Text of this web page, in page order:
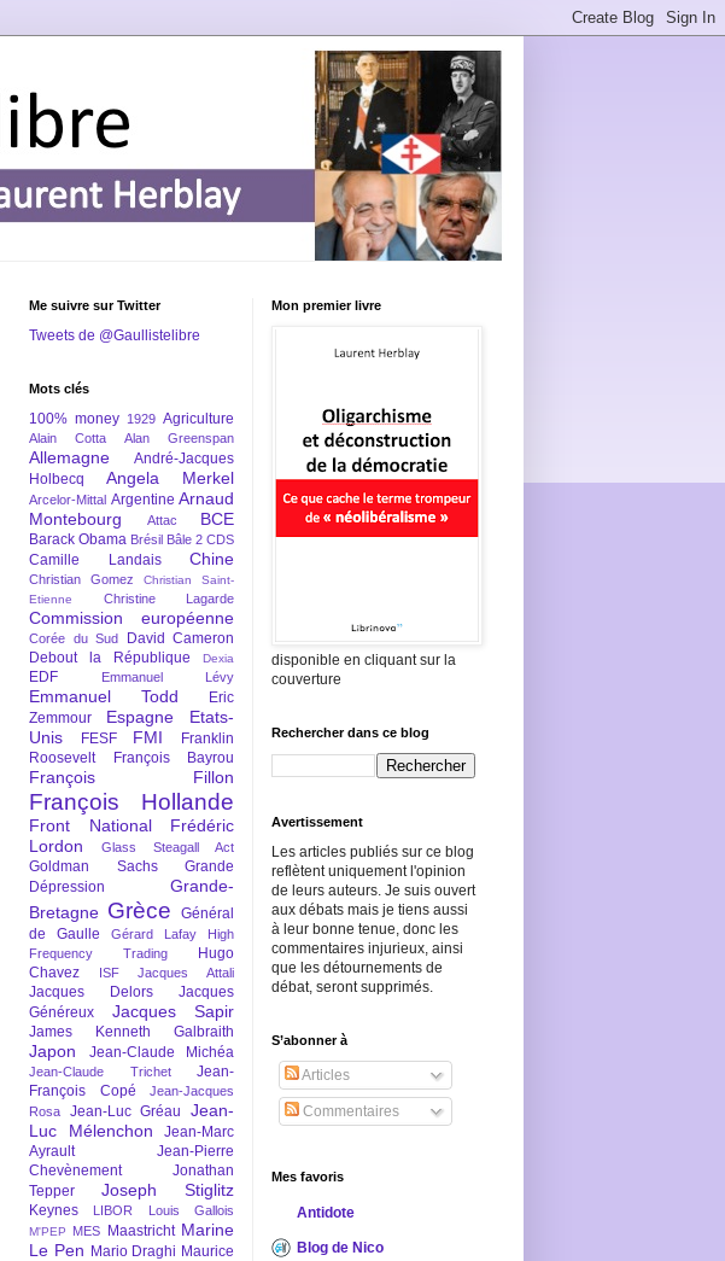
Me suivre sur Twitter
Tweets de @Gaullistelibre
Mots clés
100% money 1929 Agriculture
Alain Cotta Alan Greenspan
Allemagne
André-Jacques
Holbecq
Angela Merkel
Arcelor-Mittal Argentine Arnaud
Montebourg
Attac BCE
Barack Obama Brésil Bâle 2 CDS
Camille Landais Chine
Christian Gomez
Christian Saint-
Etienne
Christine Lagarde
Commission européenne
Corée du Sud
David Cameron
Debout la République
Dexia
EDF Emmanuel Lévy
Emmanuel Todd
Eric
Zemmour
Espagne
Etats-
Unis
FESF FMI
Franklin
Roosevelt
François Bayrou
François Fillon
François Hollande
Front National
Frédéric
Lordon
Glass Steagall Act
Goldman Sachs
Grande
Dépression
Grande-
Bretagne Grèce
Général
de Gaulle
Gérard Lafay
High
Frequency Trading
Hugo
Chavez
ISF Jacques Attali
Jacques Delors
Jacques
Généreux
Jacques Sapir
James Kenneth Galbraith
Japon Jean-Claude Michéa
Jean-Claude Trichet
Jean-
François Copé
Jean-Jacques
Rosa
Jean-Luc Gréau
Jean-
Luc Mélenchon
Jean-Marc
Ayrault
Jean-Pierre
Chevènement
Jonathan
Tepper
Joseph Stiglitz
Keynes LIBOR Louis Gallois
M'PEP MES Maastricht Marine
Le Pen Mario Draghi Maurice
Mon premier livre
disponible en cliquant sur la
couverture
Rechercher dans ce blog
Avertissement
Les articles publiés sur ce blog
reflètent uniquement l'opinion
de leurs auteurs. Je suis ouvert
aux débats mais je tiens aussi
à leur bonne tenue, donc les
commentaires injurieux, ainsi
que les détournements de
débat, seront supprimés.
S’abonner à
Articles
Commentaires
Mes favoris
Antidote
Blog de Nico